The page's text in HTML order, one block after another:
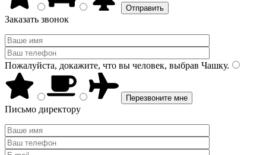
Заказать звонок
Пожалуйста, докажите, что вы человек, выбрав Чашку.
Письмо директору